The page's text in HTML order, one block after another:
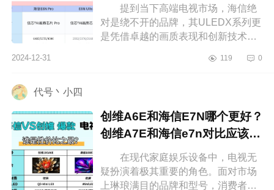
提到当下高端电视市场，海信绝
对是绕不开的品牌，其ULEDX系列更
是凭借卓越的画质表现和创新技术赢
大家介绍下海信e8npro和e8nultra怎
2024-12-31 119 0
代号丶小四
创维A6E和海信E7N哪个更好？
创维A7E和海信e7n对比应该如
在现代家庭娱乐设备中，电视无
疑扮演着极其重要的角色。面对市场
上琳琅满目的品牌和型号，消费者常